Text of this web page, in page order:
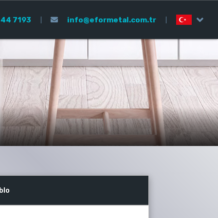
7193 info@eformetal.com.tr